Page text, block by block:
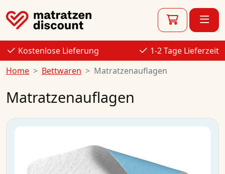
Kostenlose Lieferung
1-2 Tage Lieferzeit
Home
Bettwaren Matratzenauflagen
Matratzenauflagen